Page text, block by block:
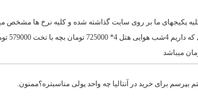
پکیجهای ما بر روی سایت گذاشته شده و کلیه نرخ ها مشخص
بپرسم برای خرید در آنتالیا چه واحد پولی مناسبتره؟ممنون.